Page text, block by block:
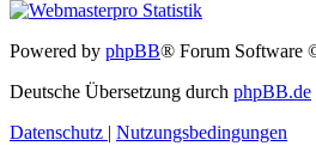
Powered by phpBB® Forum Software
Deutsche Übersetzung durch phpBB.de
Datenschutz | Nutzungsbedingungen